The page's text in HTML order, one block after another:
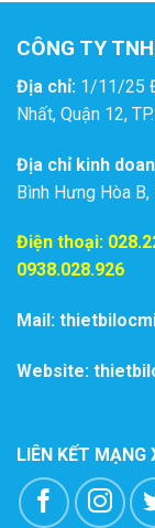
CÔNG TY
Địa chỉ: 1/11/25
Nhất, Quận 12,
Địa chỉ kinh
Bình Hưng Hòa B,
Điện thoại:
0938.028.926
Mail:
Website:
LIÊN KẾT MẠNG